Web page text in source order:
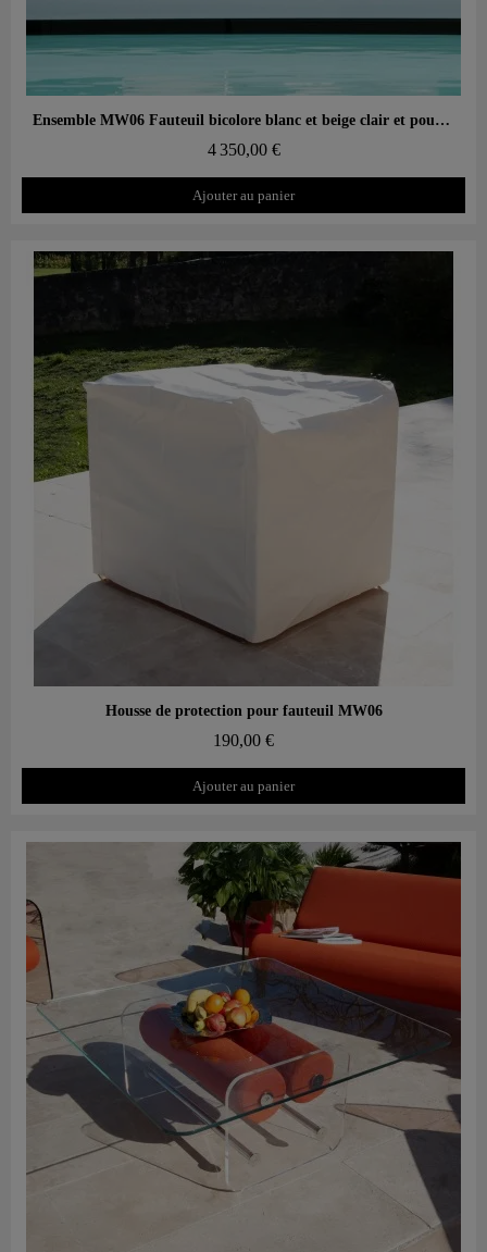
Aperçu rapide Ensemble MW06 Fauteuil bicolore blanc et beige clair et pouf design blanc – parois en PMMA coulé, assise en mousse alvéolaire
4 350,00 €
Ajouter au panier
Aperçu rapide
Housse de protection pour fauteuil MW06
190,00 €
Ajouter au panier